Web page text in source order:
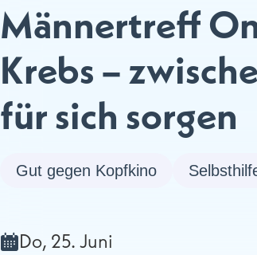
Männertreff
Krebs –
für sich sorgen
Gut gegen Kopfkino
Do, 25. Juni